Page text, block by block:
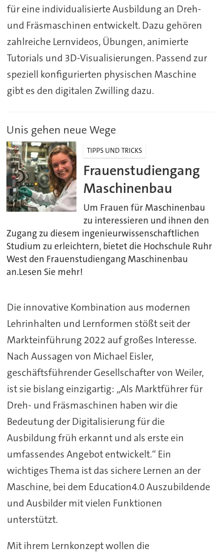
für eine individualisierte Ausbildung an Dreh-
und Fräsmaschinen entwickelt. Dazu gehören
zahlreiche Lernvideos, Übungen, animierte
Tutorials und 3D-Visualisierungen. Passend zur
speziell konfigurierten physischen Maschine
gibt es den digitalen Zwilling dazu.
Unis gehen neue Wege
TIPPS UND TRICKS
Frauenstudiengang
Maschinenbau
Um Frauen für Maschinenbau
zu interessieren und ihnen den
Zugang zu diesem ingenieurwissenschaftlichen
Studium zu erleichtern, bietet die Hochschule Ruhr
West den Frauenstudiengang Maschinenbau
an.Lesen Sie mehr!
Die innovative Kombination aus modernen
Lehrinhalten und Lernformen stößt seit der
Markteinführung 2022 auf großes Interesse.
Nach Aussagen von Michael Eisler,
geschäftsführender Gesellschafter von Weiler,
ist sie bislang einzigartig: „Als Marktführer für
Dreh- und Fräsmaschinen haben wir die
Bedeutung der Digitalisierung für die
Ausbildung früh erkannt und als erste ein
umfassendes Angebot entwickelt.“ Ein
wichtiges Thema ist das sichere Lernen an der
Maschine, bei dem Education4.0 Auszubildende
und Ausbilder mit vielen Funktionen
unterstützt.
Mit ihrem Lernkonzept wollen die